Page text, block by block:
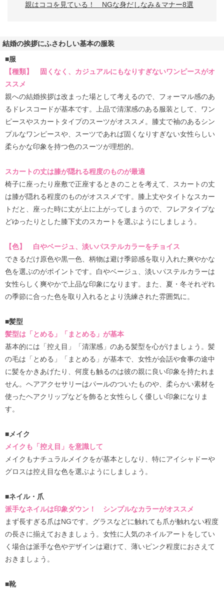
親はココを見ている！ NGな身だしなみ＆マナー8選
結婚の挨拶にふさわしい基本の服装
■服
【種類】 固くなく、カジュアルにもなりすぎないワンピースがオ
ススメ
親への結婚挨拶は改まった場として考えるので、フォーマル感のあ
るドレスコードが基本です。上品で清潔感のある服装として、ワン
ピースやスカートタイプのスーツがオススメ。膝丈で袖のあるシン
プルなワンピースや、スーツであれば固くなりすぎない女性らしい
柔らかな印象を持つ色のスーツが理想的。
スカートの丈は膝が隠れる程度のものが最適
椅子に座ったり座敷で正座するときのことを考えて、スカートの丈
は膝が隠れる程度のものがオススメです。膝上丈やタイトなスカー
トだと、座った時に丈が上に上がってしまうので、フレアタイプな
どゆったりとした膝下丈のスカートを選ぶようにしましょう。
【色】 白やベージュ、淡いパステルカラーをチョイス
できるだけ原色や黒一色、柄物は避け季節感を取り入れた爽やかな
色を選ぶのがポイントです。白やベージュ、淡いパステルカラーは
女性らしく爽やかで上品な印象になります。また、夏・冬それぞれ
の季節に合った色を取り入れるとより洗練された雰囲気に。
■髪型
髪型は「とめる」「まとめる」が基本
基本的には「控え目」「清潔感」のある髪型を心がけましょう。髪
の毛は「とめる」「まとめる」が基本で、女性が会話や食事の途中
に髪をかきあげたり、何度も触るのは彼の親に良い印象を持たれま
せん。ヘアアクセサリーはパールのついたものや、柔らかい素材を
使ったヘアクリップなどを飾ると女性らしく優しい印象になりま
す。
■メイク
メイクも「控え目」を意識して
メイクもナチュラルメイクをが基本としなり、特にアイシャドーや
グロスは控え目な色を選ぶようにしましょう。
■ネイル・爪
派手なネイルは印象ダウン！ シンプルなカラーがオススメ
まず長すぎる爪はNGです。グラスなどに触れても爪が触れない程度
の長さに揃えておきましょう。女性に人気のネイルアートをしてい
く場合は派手な色やデザインは避けて、薄いピンク程度におさえて
おきましょう。
■靴